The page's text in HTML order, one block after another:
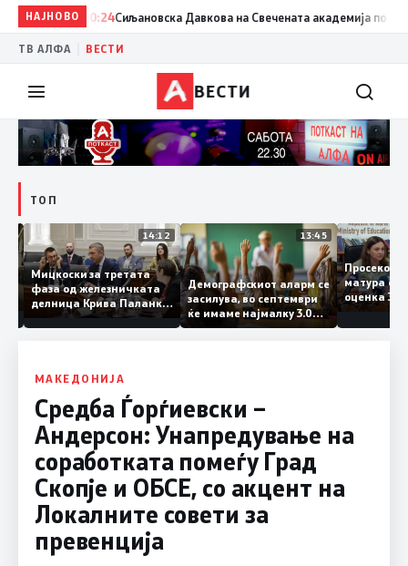
НАЈНОВО
20:24 Сиљановска Давкова на Свечената академија по повод
ТВ АЛФА ВЕСТИ
ВЕСТИ
ТОП
15:20 14:12
Мицкоски за третата
фаза од железничката
делница Крива Паланка
– Деве Баир: Проектот
нема да заврши на
целина
13:45
Демографскиот аларм се
засилува, во септември
ќе имаме најмалку 3.000
првачиња помалку
матура
оценка
МАКЕДОНИЈА
Средба Ѓорѓиевски –
Андерсон: Унапредување на
соработката помеѓу Град
Скопје и ОБСЕ, со акцент на
Локалните совети за
превенција